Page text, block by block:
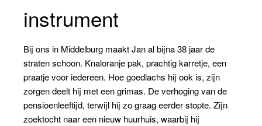
instrument
Bij ons in Middelburg maakt Jan al bijna 38 jaar de
straten schoon. Knaloranje pak, prachtig karretje, een
praatje voor iedereen. Hoe goedlachs hij ook is, zijn
zorgen deelt hij met een grimas. De verhoging van de
pensioenleeftijd, terwijl hij zo graag eerder stopte. Zijn
zoektocht naar een nieuw huurhuis, waarbij hij